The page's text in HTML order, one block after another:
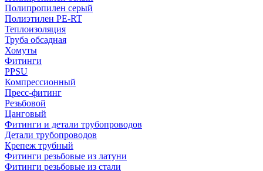
Полипропилен серый
Полиэтилен PE-RT
Теплоизоляция
Труба обсадная
Хомуты
Фитинги
PPSU
Компрессионный
Пресс-фитинг
Резьбовой
Цанговый
Фитинги и детали трубопроводов
Детали трубопроводов
Крепеж трубный
Фитинги резьбовые из латуни
Фитинги резьбовые из стали